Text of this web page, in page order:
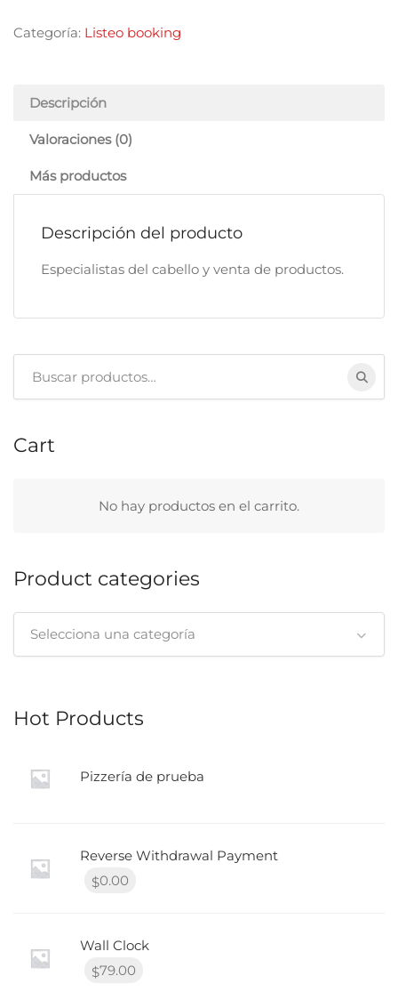
Categoría: Listeo booking
Descripción
Valoraciones (0)
Más productos
Descripción del producto
Especialistas del cabello y venta de productos.
Cart
No hay productos en el carrito.
Product categories
Selecciona una categoría
Hot Products
Pizzería de prueba
Reverse Withdrawal Payment
$0.00
Wall Clock
$79.00